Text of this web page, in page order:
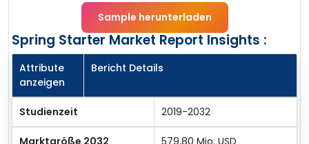
Sample herunterladen
Spring Starter Market Report Insights :
Attribute
anzeigen
Bericht Details
Studienzeit 2019-2032